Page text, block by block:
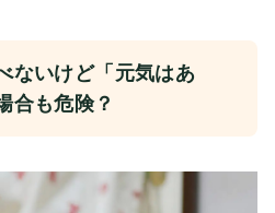
ないけど「元気はあ
合も危険？